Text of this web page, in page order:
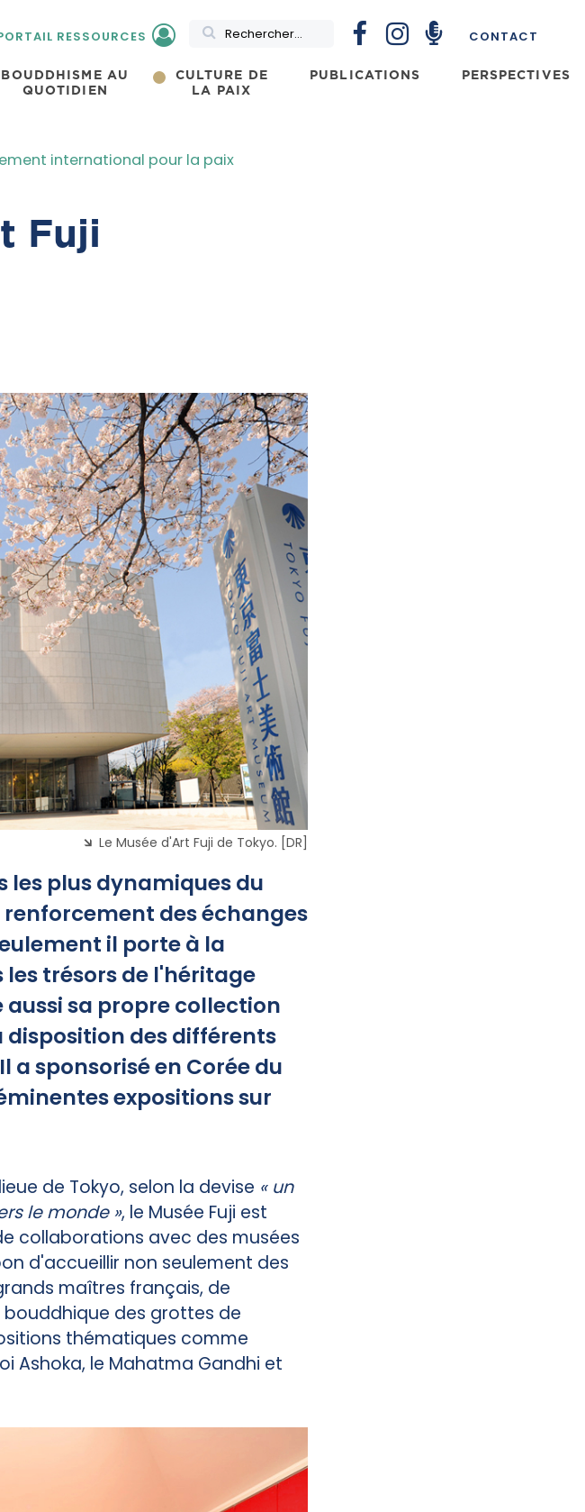
RESSOURCES Rechercher CONTACT
BOUDDHISME AU
QUOTIDIEN
CULTURE DE
LA PAIX
PUBLICATIONS PERSPECTIVES
international pour la paix
Fuji
Le Musée d'Art Fuji de Tokyo. [DR]
les plus dynamiques du
renforcement des échanges
il porte à la
trésors de l'héritage
sa propre collection
disposition des différents
a sponsorisé en Corée du
expositions sur
de Tokyo, selon la devise « un
le monde », le Musée Fuji est
collaborations avec des musées
d'accueillir non seulement des
maîtres français, de
des grottes de
thématiques comme
Ashoka, le Mahatma Gandhi et